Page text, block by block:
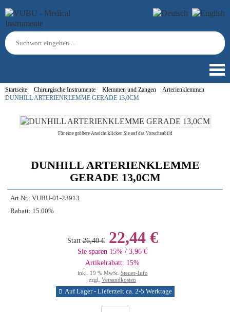
Startseite Chirurgische Instrumente Klemmen und Zangen
Arterienklemmen
DUNHILL ARTERIENKLEMME GERADE 13,0CM
Für eine größere Ansicht klicken Sie auf das Vorschaubild
DUNHILL ARTERIENKLEMME
GERADE 13,0CM
Art.Nr.: VUBU-01-23913
Rabatt: 15.00%
Statt 26,40 €22,44 €
Sie sparen 15% / 3,96 €
Artikelrabatt: 15%
inkl. 19 % MwSt. Steuer-Info
zzgl. Versandkosten
Auf Lager - Lieferzeit ca. 2-5 Werktage